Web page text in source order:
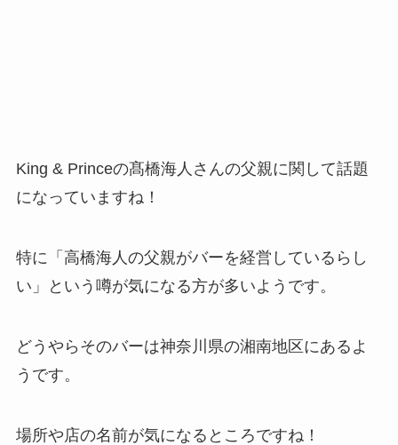
King & Princeの髙橋海人さんの父親に関して話題
になっていますね！
特に「高橋海人の父親がバーを経営しているらし
い」という噂が気になる方が多いようです。
どうやらそのバーは神奈川県の湘南地区にあるよ
うです。
場所や店の名前が気になるところですね！